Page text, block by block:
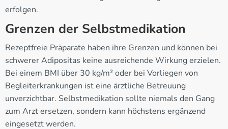
erfolgen.
Grenzen der Selbstmedikation
Rezeptfreie Präparate haben ihre Grenzen und können bei
schwerer Adipositas keine ausreichende Wirkung erzielen.
Bei einem BMI über 30 kg/m² oder bei Vorliegen von
Begleiterkrankungen ist eine ärztliche Betreuung
unverzichtbar. Selbstmedikation sollte niemals den Gang
zum Arzt ersetzen, sondern kann höchstens ergänzend
eingesetzt werden.